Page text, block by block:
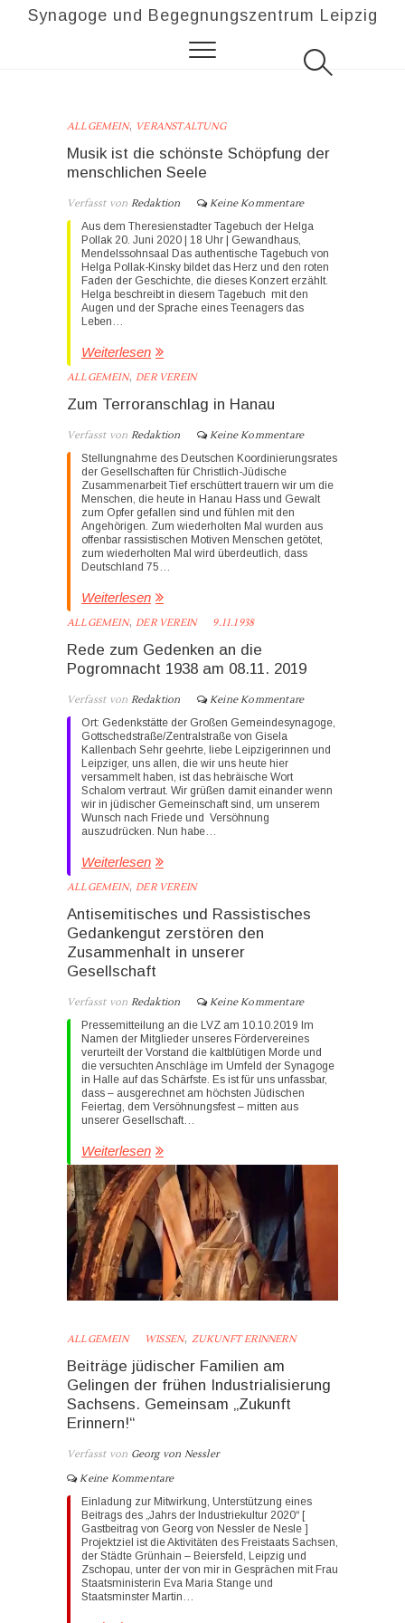
Synagoge und Begegnungszentrum Leipzig
ALLGEMEIN, VERANSTALTUNG
Musik ist die schönste Schöpfung der
menschlichen Seele
Verfasst von Redaktion Keine Kommentare
Aus dem Theresienstadter Tagebuch der Helga
Pollak 20. Juni 2020 | 18 Uhr | Gewandhaus,
Mendelssohnsaal Das authentische Tagebuch von
Helga Pollak-Kinsky bildet das Herz und den roten
Faden der Geschichte, die dieses Konzert erzählt.
Helga beschreibt in diesem Tagebuch mit den
Augen und der Sprache eines Teenagers das
Leben…
Weiterlesen
ALLGEMEIN, DER VEREIN
Zum Terroranschlag in Hanau
Verfasst von Redaktion Keine Kommentare
Stellungnahme des Deutschen Koordinierungsrates
der Gesellschaften für Christlich-Jüdische
Zusammenarbeit Tief erschüttert trauern wir um die
Menschen, die heute in Hanau Hass und Gewalt
zum Opfer gefallen sind und fühlen mit den
Angehörigen. Zum wiederholten Mal wurden aus
offenbar rassistischen Motiven Menschen getötet,
zum wiederholten Mal wird überdeutlich, dass
Deutschland 75…
Weiterlesen
ALLGEMEIN, DER VEREIN 9.11.1938
Rede zum Gedenken an die
Pogromnacht 1938 am 08.11. 2019
Verfasst von Redaktion Keine Kommentare
Ort: Gedenkstätte der Großen Gemeindesynagoge,
Gottschedstraße/Zentralstraße von Gisela
Kallenbach Sehr geehrte, liebe Leipzigerinnen und
Leipziger, uns allen, die wir uns heute hier
versammelt haben, ist das hebräische Wort
Schalom vertraut. Wir grüßen damit einander wenn
wir in jüdischer Gemeinschaft sind, um unserem
Wunsch nach Friede und Versöhnung
auszudrücken. Nun habe…
Weiterlesen
ALLGEMEIN, DER VEREIN
Antisemitisches und Rassistisches
Gedankengut zerstören den
Zusammenhalt in unserer
Gesellschaft
Verfasst von Redaktion Keine Kommentare
Pressemitteilung an die LVZ am 10.10.2019 Im
Namen der Mitglieder unseres Fördervereines
verurteilt der Vorstand die kaltblütigen Morde und
die versuchten Anschläge im Umfeld der Synagoge
in Halle auf das Schärfste. Es ist für uns unfassbar,
dass – ausgerechnet am höchsten Jüdischen
Feiertag, dem Versöhnungsfest – mitten aus
unserer Gesellschaft…
Weiterlesen
ALLGEMEIN WISSEN, ZUKUNFT ERINNERN
Beiträge jüdischer Familien am
Gelingen der frühen Industrialisierung
Sachsens. Gemeinsam „Zukunft
Erinnern!“
Verfasst von Georg von Nessler
Keine Kommentare
Einladung zur Mitwirkung, Unterstützung eines
Beitrags des „Jahrs der Industriekultur 2020“ [
Gastbeitrag von Georg von Nessler de Nesle ]
Projektziel ist die Aktivitäten des Freistaats Sachsen,
der Städte Grünhain – Beiersfeld, Leipzig und
Zschopau, unter der von mir in Gesprächen mit Frau
Staatsministerin Eva Maria Stange und
Staatsminster Martin…